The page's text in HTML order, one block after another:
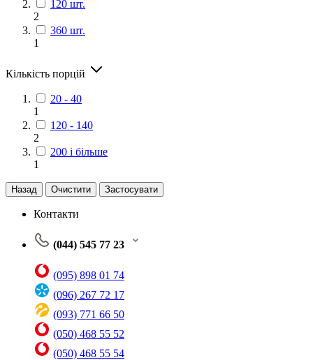
120 шт.
2
360 шт.
1
Кількість порцій
20 - 40
1
120 - 140
2
200 і більше
1
Назад Очистити Застосувати
Контакти
(044) 545 77 23
(095) 898 01 74
(096) 267 72 17
(093) 771 66 50
(050) 468 55 52
(050) 468 55 54